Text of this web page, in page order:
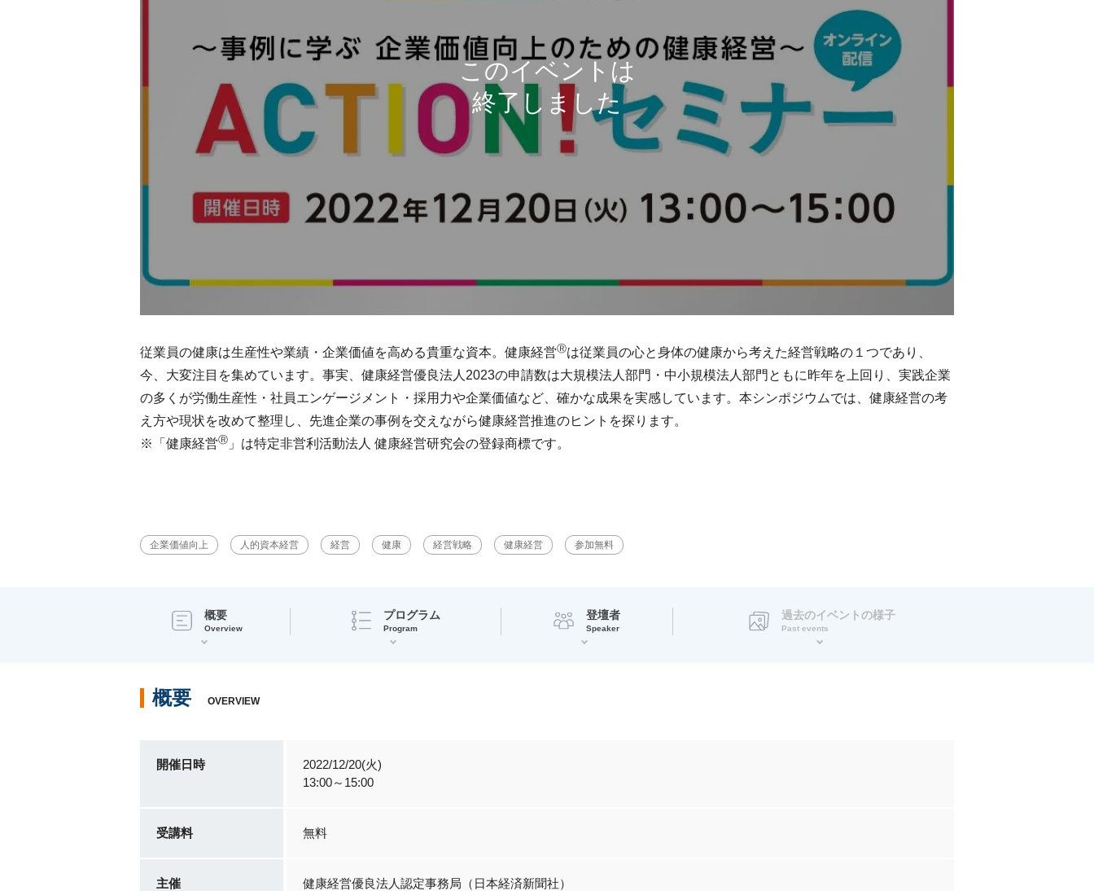
従業員の健康は生産性や業績・企業価値を高める貴重な資本。健康経営Ⓡは従業員の心と身体の健康から考えた経営戦略の１つであり、
今、大変注目を集めています。事実、健康経営優良法人2023の申請数は大規模法人部門・中小規模法人部門ともに昨年を上回り、実践企業
の多くが労働生産性・社員エンゲージメント・採用力や企業価値など、確かな成果を実感しています。本シンポジウムでは、健康経営の考
え方や現状を改めて整理し、先進企業の事例を交えながら健康経営推進のヒントを探ります。
※「健康経営Ⓡ 」は特定非営利活動法人 健康経営研究会の登録商標です。
企業価値向上 人的資本経営 経営 健康 経営戦略 健康経営 参加無料
概要
Overview
プログラム
Program
登壇者
Speaker
過去のイベントの様子
Past events
概要 OVERVIEW
開催日時
2022/12/20(火)
13:00～15:00
受講料 無料
主催 健康経営優良法人認定事務局（日本経済新聞社）